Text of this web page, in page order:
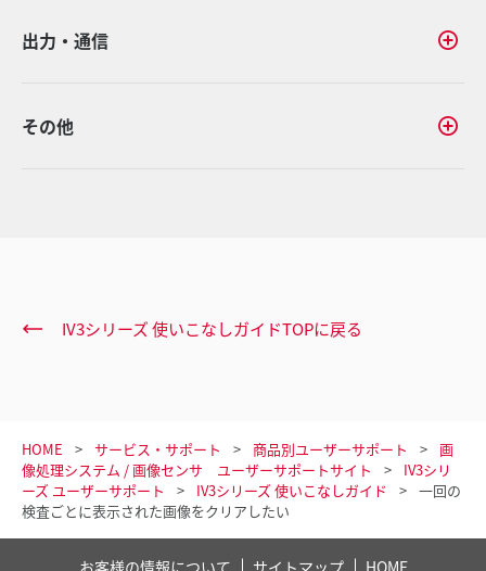
出力・通信
その他
IV3シリーズ 使いこなしガイドTOPに戻る
HOME サービス・サポート 商品別ユーザーサポート
画
像処理システム / 画像センサ ユーザーサポートサイト
IV3シリ
ーズ ユーザーサポート
IV3シリーズ 使いこなしガイド
一回の
検査ごとに表示された画像をクリアしたい